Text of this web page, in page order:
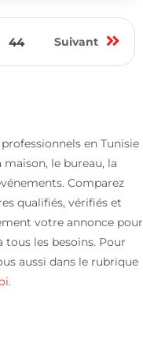
44 Suivant
en Tunisie
le bureau, la
Comparez
qualifiés, vérifiés et
votre annonce pour
les besoins. Pour
aussi dans le rubrique
.